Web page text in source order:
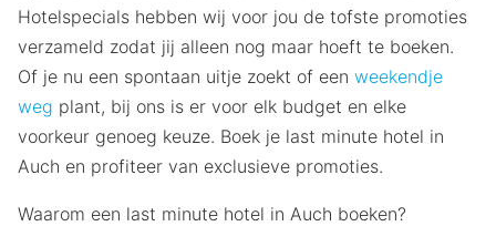
Hotelspecials hebben wij voor jou de tofste promoties
verzameld zodat jij alleen nog maar hoeft te boeken.
Of je nu een spontaan uitje zoekt of een weekendje
weg plant, bij ons is er voor elk budget en elke
voorkeur genoeg keuze. Boek je last minute hotel in
Auch en profiteer van exclusieve promoties.
Waarom een last minute hotel in Auch boeken?